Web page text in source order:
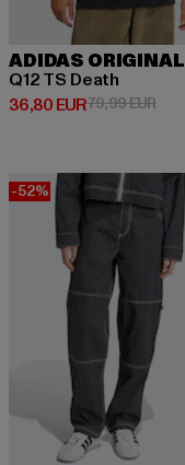
ADIDAS
Q12 TS Death
36,80 EUR
Derzeitiger Preis: 36,80
79,99 EUR
-52%